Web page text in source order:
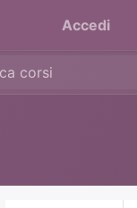
Accedi